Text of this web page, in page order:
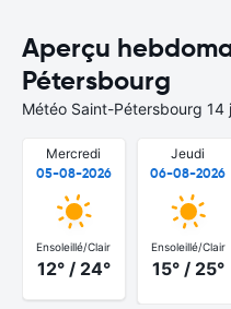
Aperçu
Pétersbourg
Météo Saint-Pétersbourg 14
Mercredi
05-08-2026
Ensoleillé/Clair
12° / 24°
Jeudi
06-08-2026
Ensoleillé/Clair
15° / 25°